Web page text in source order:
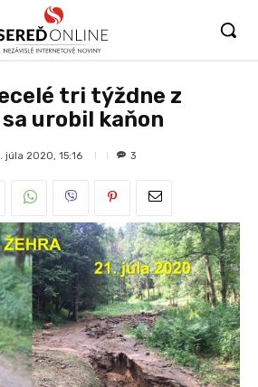
tri týždne z
urobil kaňon
júla 2020, 15:16 3